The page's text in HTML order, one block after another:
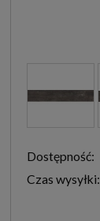
Dostępność:
Czas wysyłki: